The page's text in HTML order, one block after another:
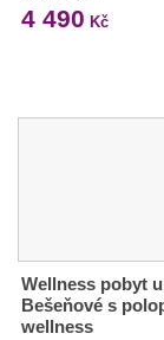
4 490 Kč
Wellness pobyt u
Bešeňové s
wellness